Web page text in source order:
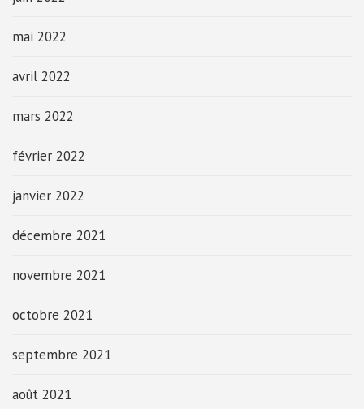
mai 2022
avril 2022
mars 2022
février 2022
janvier 2022
décembre 2021
novembre 2021
octobre 2021
septembre 2021
août 2021